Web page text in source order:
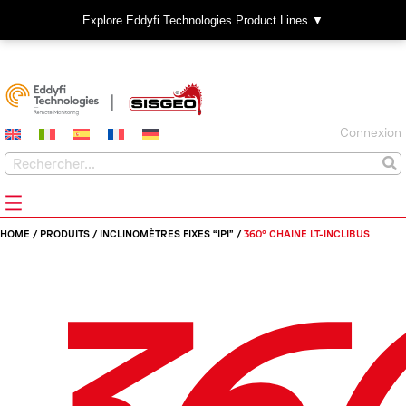
Explore Eddyfi Technologies Product Lines ▼
Connexion
HOME / PRODUITS / INCLINOMÈTRES FIXES “IPI” / 360° CHAINE LT-INCLIBUS